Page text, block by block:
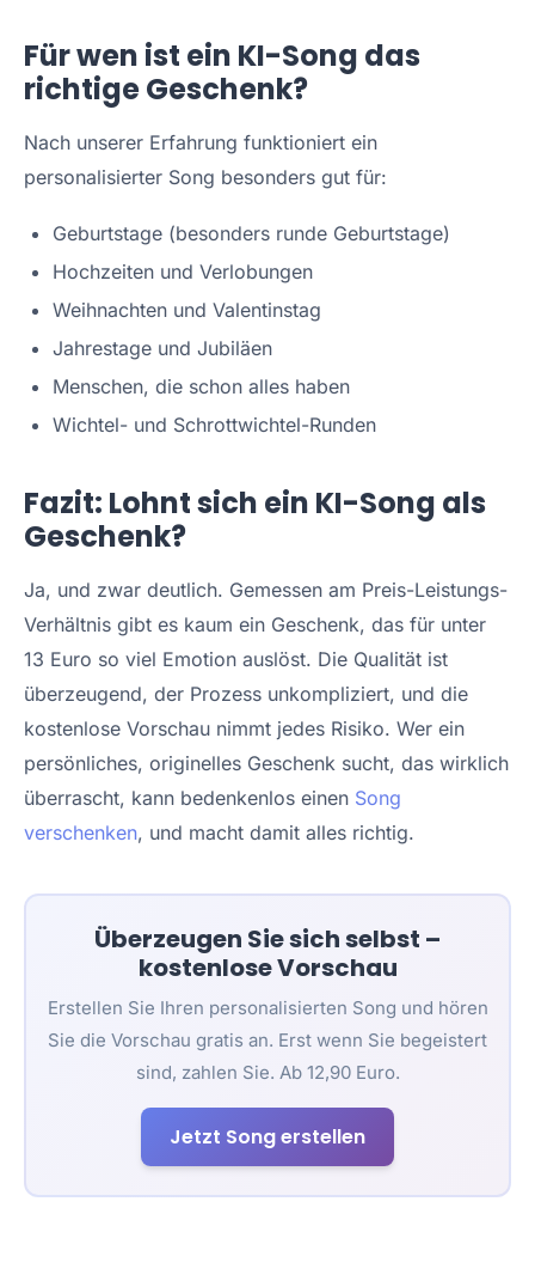
Für wen ist ein KI-Song das
richtige Geschenk?
Nach unserer Erfahrung funktioniert ein
personalisierter Song besonders gut für:
Geburtstage (besonders runde Geburtstage)
Hochzeiten und Verlobungen
Weihnachten und Valentinstag
Jahrestage und Jubiläen
Menschen, die schon alles haben
Wichtel- und Schrottwichtel-Runden
Fazit: Lohnt sich ein KI-Song als
Geschenk?
Ja, und zwar deutlich. Gemessen am Preis-Leistungs-
Verhältnis gibt es kaum ein Geschenk, das für unter
13 Euro so viel Emotion auslöst. Die Qualität ist
überzeugend, der Prozess unkompliziert, und die
kostenlose Vorschau nimmt jedes Risiko. Wer ein
persönliches, originelles Geschenk sucht, das wirklich
überrascht, kann bedenkenlos einen Song
verschenken, und macht damit alles richtig.
Überzeugen Sie sich selbst –
kostenlose Vorschau
Erstellen Sie Ihren personalisierten Song und hören
Sie die Vorschau gratis an. Erst wenn Sie begeistert
sind, zahlen Sie. Ab 12,90 Euro.
Jetzt Song erstellen